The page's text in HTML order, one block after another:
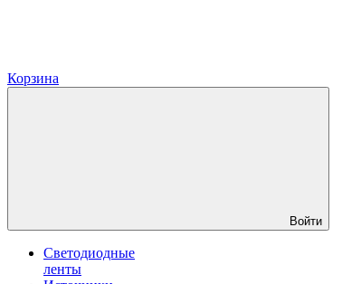
Корзина
Войти
Светодиодные
ленты